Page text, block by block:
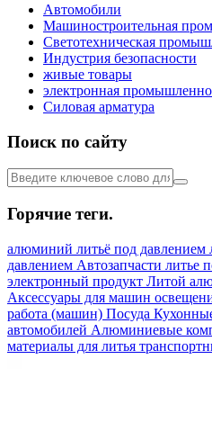
Автомобили
Машиностроительная
Светотехническая
Индустрия безопасности
живые товары
электронная
Силовая арматура
Поиск по сайту
Горячие теги.
алюминий литьё под давлением
давлением Автозапчасти литье
электронный продукт Литой
Аксессуары для машин
работа (машин) Посуда
автомобилей Алюминиевые
материалы для литья